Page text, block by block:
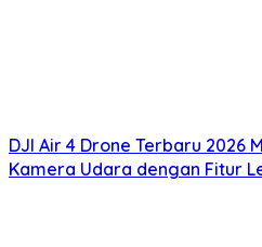
DJI Air 4 Drone Terbaru 2026
Kamera Udara dengan Fitur